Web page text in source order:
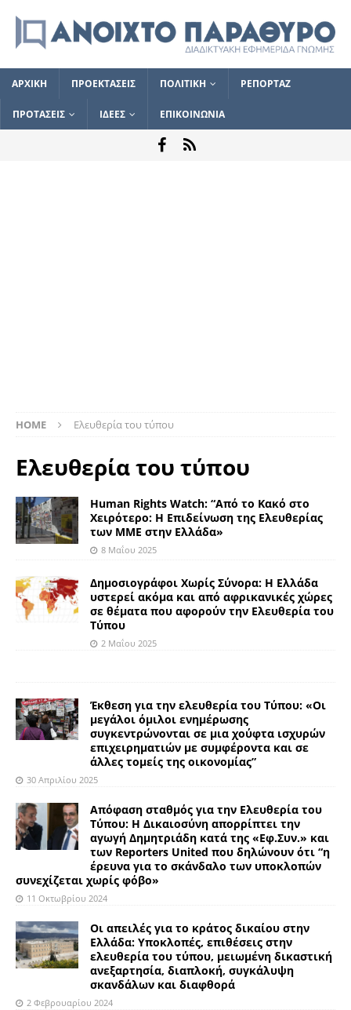
ΑΡΧΙΚΗ ΠΡΟΕΚΤΑΣΕΙΣ ΠΟΛΙΤΙΚΗ ΡΕΠΟΡΤΑΖ
ΠΡΟΤΑΣΕΙΣ ΙΔΕΕΣ ΕΠΙΚΟΙΝΩΝΙΑ
HOME Ελευθερία του τύπου
Ελευθερία του τύπου
Human Rights Watch: “Από το Κακό στο
Χειρότερο: Η Επιδείνωση της Ελευθερίας
των ΜΜΕ στην Ελλάδα»
8 Μαΐου 2025
Δημοσιογράφοι Χωρίς Σύνορα: Η Ελλάδα
υστερεί ακόμα και από αφρικανικές χώρες
σε θέματα που αφορούν την Ελευθερία του
Τύπου
2 Μαΐου 2025
Έκθεση για την ελευθερία του Τύπου: «Οι
μεγάλοι όμιλοι ενημέρωσης
συγκεντρώνονται σε μια χούφτα ισχυρών
επιχειρηματιών με συμφέροντα και σε
άλλες τομείς της οικονομίας”
30 Απριλίου 2025
Απόφαση σταθμός για την Ελευθερία του
Τύπου: Η Δικαιοσύνη απορρίπτει την
αγωγή Δημητριάδη κατά της «Εφ.Συν.» και
των Reporters United που δηλώνουν ότι “η
έρευνα για το σκάνδαλο των υποκλοπών
συνεχίζεται χωρίς φόβο»
11 Οκτωβρίου 2024
Οι απειλές για το κράτος δικαίου στην
Ελλάδα: Υποκλοπές, επιθέσεις στην
ελευθερία του τύπου, μειωμένη δικαστική
ανεξαρτησία, διαπλοκή, συγκάλυψη
σκανδάλων και διαφθορά
2 Φεβρουαρίου 2024